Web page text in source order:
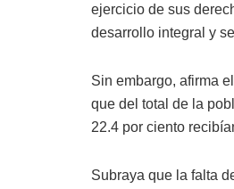
ejercicio de sus
desarrollo integral y
Sin embargo, afirma
que del total de la
22.4 por ciento
Subraya que la falta